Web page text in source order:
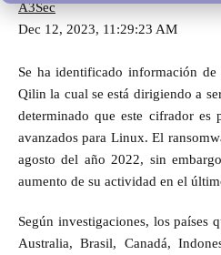
A3Sec
Dec 12, 2023, 11:29:23 AM
Se ha identificado información de
Qilin la cual se está dirigiendo a
determinado que este cifrador es
avanzados para Linux. El
agosto del año 2022, sin
aumento de su actividad en el
Según investigaciones, los países
Australia, Brasil, Canadá,